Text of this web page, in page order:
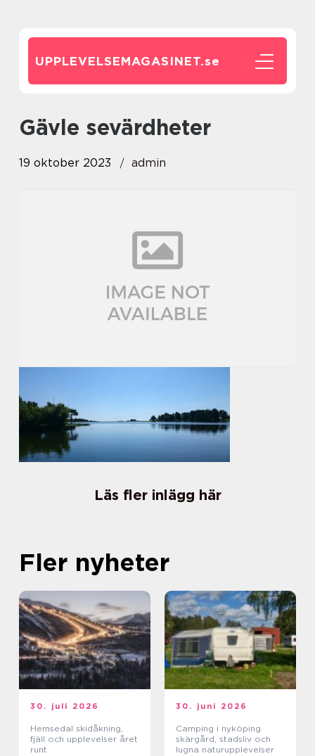
UPPLEVELSEMAGASINET.se
gävle sevärdheter
19 oktober 2023 admin
Läs fler inlägg här
Fler nyheter
30. juli 2026
Hemsedal skidåkning,
fjäll och upplevelser året
runt
30. juni 2026
Camping i nyköping
skärgård, stadsliv och
lugna naturupplevelser